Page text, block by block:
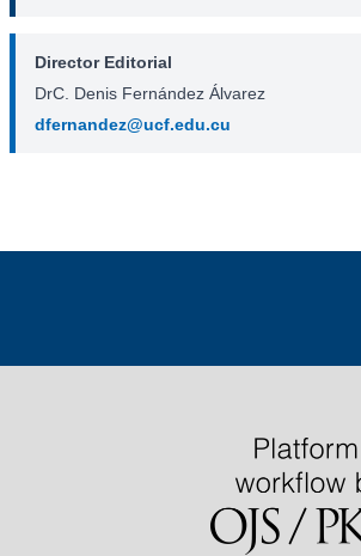
Director Editorial
DrC. Denis Fernández Álvarez
dfernandez@ucf.edu.cu